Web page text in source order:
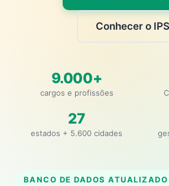
Conhecer o IPS
9.000+
cargos e profissões
27
estados + 5.600 cidades
BANCO DE DADOS ATUALIZADO